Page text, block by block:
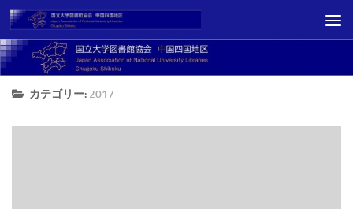
コンテンツへスキップ
カテゴリー: 2017